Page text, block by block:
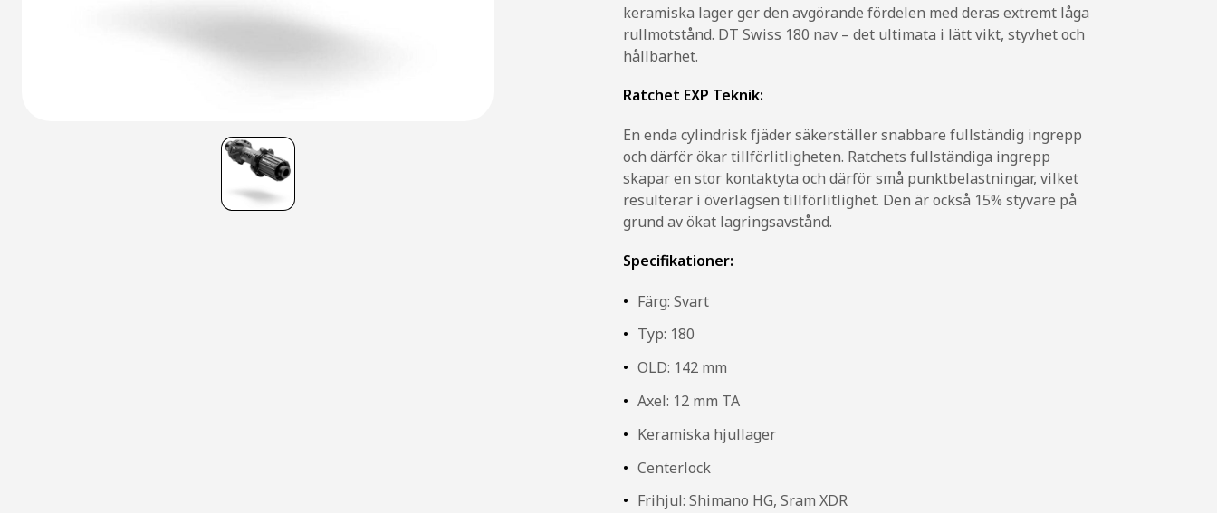
keramiska lager ger den avgörande fördelen med deras extremt låga
rullmotstånd. DT Swiss 180 nav – det ultimata i lätt vikt, styvhet och
hållbarhet.
Ratchet EXP Teknik:
En enda cylindrisk fjäder säkerställer snabbare fullständig ingrepp
och därför ökar tillförlitligheten. Ratchets fullständiga ingrepp
skapar en stor kontaktyta och därför små punktbelastningar, vilket
resulterar i överlägsen tillförlitlighet. Den är också 15% styvare på
grund av ökat lagringsavstånd.
Specifikationer:
Färg: Svart
Typ: 180
OLD: 142 mm
Axel: 12 mm TA
Keramiska hjullager
Centerlock
Frihjul: Shimano HG, Sram XDR